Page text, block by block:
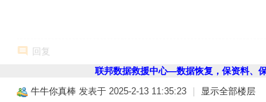
回复
联邦数据救援中心—数据恢复，保资料、
牛牛你真棒 发表于 2025-2-13 11:35:23 显示全部楼层